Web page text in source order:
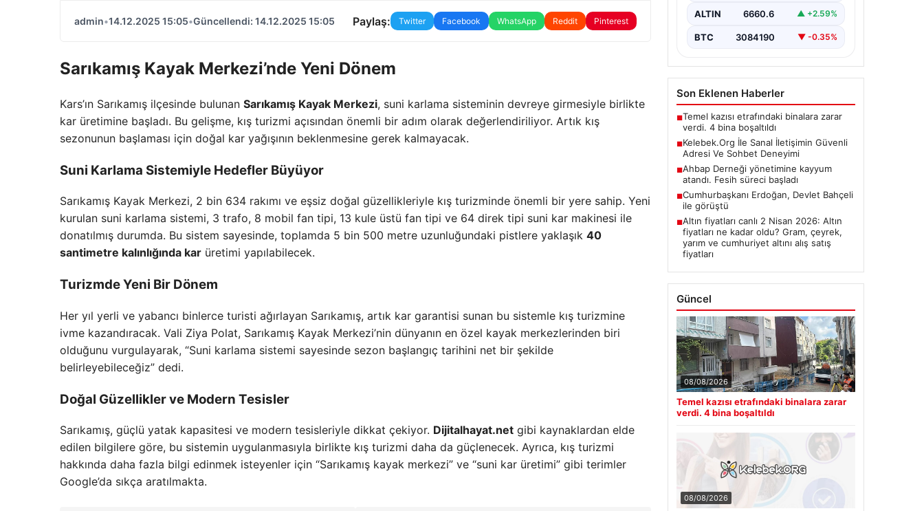
admin•14.12.2025 15:05•Güncellendi: 14.12.2025 15:05 Paylaş: Twitter Facebook WhatsApp Reddit Pinterest
Sarıkamış Kayak Merkezi’nde Yeni Dönem
Kars’ın Sarıkamış ilçesinde bulunan Sarıkamış Kayak Merkezi, suni karlama sisteminin devreye girmesiyle birlikte
kar üretimine başladı. Bu gelişme, kış turizmi açısından önemli bir adım olarak değerlendiriliyor. Artık kış
sezonunun başlaması için doğal kar yağışının beklenmesine gerek kalmayacak.
Suni Karlama Sistemiyle Hedefler Büyüyor
Sarıkamış Kayak Merkezi, 2 bin 634 rakımı ve eşsiz doğal güzellikleriyle kış turizminde önemli bir yere sahip. Yeni
kurulan suni karlama sistemi, 3 trafo, 8 mobil fan tipi, 13 kule üstü fan tipi ve 64 direk tipi suni kar makinesi ile
donatılmış durumda. Bu sistem sayesinde, toplamda 5 bin 500 metre uzunluğundaki pistlere yaklaşık 40
santimetre kalınlığında kar üretimi yapılabilecek.
Turizmde Yeni Bir Dönem
Her yıl yerli ve yabancı binlerce turisti ağırlayan Sarıkamış, artık kar garantisi sunan bu sistemle kış turizmine
ivme kazandıracak. Vali Ziya Polat, Sarıkamış Kayak Merkezi’nin dünyanın en özel kayak merkezlerinden biri
olduğunu vurgulayarak, “Suni karlama sistemi sayesinde sezon başlangıç tarihini net bir şekilde
belirleyebileceğiz” dedi.
Doğal Güzellikler ve Modern Tesisler
Sarıkamış, güçlü yatak kapasitesi ve modern tesisleriyle dikkat çekiyor. Dijitalhayat.net gibi kaynaklardan elde
edilen bilgilere göre, bu sistemin uygulanmasıyla birlikte kış turizmi daha da güçlenecek. Ayrıca, kış turizmi
hakkında daha fazla bilgi edinmek isteyenler için “Sarıkamış kayak merkezi” ve “suni kar üretimi” gibi terimler
Google’da sıkça aratılmakta.
ALTIN 6660.6 ▲ +2.59%
BTC 3084190 ▼ -0.35%
Son Eklenen Haberler
■Temel kazısı etrafındaki binalara zarar
verdi. 4 bina boşaltıldı
■Kelebek.Org İle Sanal İletişimin Güvenli
Adresi Ve Sohbet Deneyimi
■Ahbap Derneği yönetimine kayyum
atandı. Fesih süreci başladı
■Cumhurbaşkanı Erdoğan, Devlet Bahçeli
ile görüştü
■Altın fiyatları canlı 2 Nisan 2026: Altın
fiyatları ne kadar oldu? Gram, çeyrek,
yarım ve cumhuriyet altını alış satış
fiyatları
Güncel
08/08/2026
Temel kazısı etrafındaki binalara zarar
verdi. 4 bina boşaltıldı
08/08/2026